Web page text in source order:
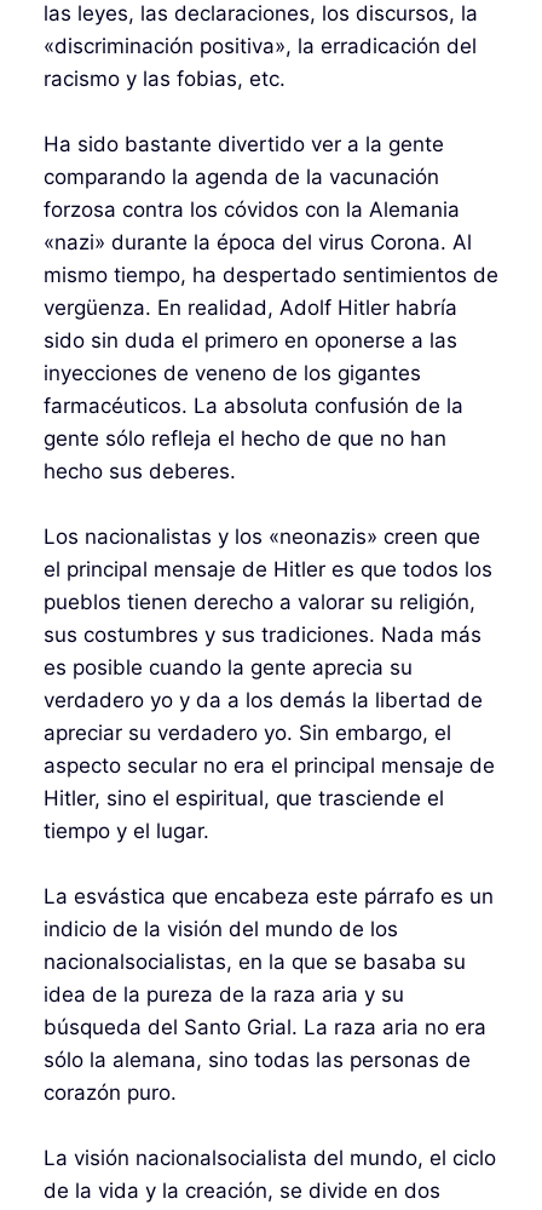
las leyes, las declaraciones, los discursos, la
«discriminación positiva», la erradicación del
racismo y las fobias, etc.
Ha sido bastante divertido ver a la gente
comparando la agenda de la vacunación
forzosa contra los cóvidos con la Alemania
«nazi» durante la época del virus Corona. Al
mismo tiempo, ha despertado sentimientos de
vergüenza. En realidad, Adolf Hitler habría
sido sin duda el primero en oponerse a las
inyecciones de veneno de los gigantes
farmacéuticos. La absoluta confusión de la
gente sólo refleja el hecho de que no han
hecho sus deberes.
Los nacionalistas y los «neonazis» creen que
el principal mensaje de Hitler es que todos los
pueblos tienen derecho a valorar su religión,
sus costumbres y sus tradiciones. Nada más
es posible cuando la gente aprecia su
verdadero yo y da a los demás la libertad de
apreciar su verdadero yo. Sin embargo, el
aspecto secular no era el principal mensaje de
Hitler, sino el espiritual, que trasciende el
tiempo y el lugar.
La esvástica que encabeza este párrafo es un
indicio de la visión del mundo de los
nacionalsocialistas, en la que se basaba su
idea de la pureza de la raza aria y su
búsqueda del Santo Grial. La raza aria no era
sólo la alemana, sino todas las personas de
corazón puro.
La visión nacionalsocialista del mundo, el ciclo
de la vida y la creación, se divide en dos